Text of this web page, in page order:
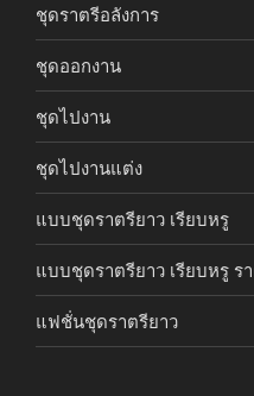
ชุดราตรีอลังการ
ชุดออกงาน
ชุดไปงาน
ชุดไปงานแต่ง
แบบชุดราตรียาว เรียบหรู
แบบชุดราตรียาว เรียบหรู ร
แฟชั่นชุดราตรียาว